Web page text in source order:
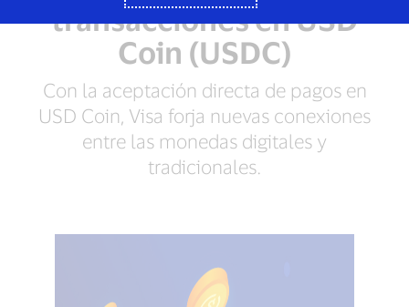
transacciones en USD
Coin (USDC)
Con la aceptación directa de pagos en
USD Coin, Visa forja nuevas conexiones
entre las monedas digitales y
tradicionales.